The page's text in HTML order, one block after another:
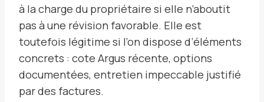
à la charge du propriétaire si elle n’aboutit
pas à une révision favorable. Elle est
toutefois légitime si l’on dispose d’éléments
concrets : cote Argus récente, options
documentées, entretien impeccable justifié
par des factures.